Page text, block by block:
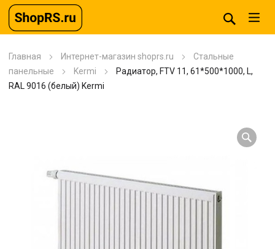
Главная Интернет-магазин shoprs.ru
Стальные
панельные
Kermi
Радиатор, FTV 11, 61*500*1000, L,
RAL 9016 (белый) Kermi